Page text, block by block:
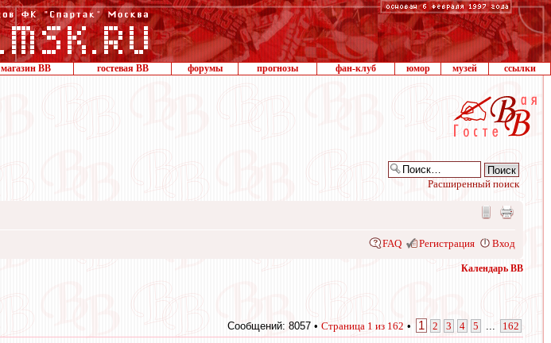
магазин ВВ гостевая ВВ форумы прогнозы фан-клуб юмор музей ссылки
Расширенный поиск
FAQ Регистрация Вход
Календарь ВВ
Сообщений: 8057 • Страница 1 из 162 • 1 2 3 4 5 162